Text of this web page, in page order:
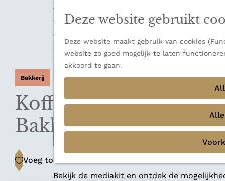
Deze website gebruikt
Deze website maakt gebruik van cookies
website zo goed mogelijk te laten
akkoord te gaan.
Thema's
Verborgen parels
Mediakit 2026
Bekijk de mediakit en ontdek de
Koffiebar en bakkerij
Bakkit
Bakkerij
Voeg toe als favoriet
Voeg toe als favoriet